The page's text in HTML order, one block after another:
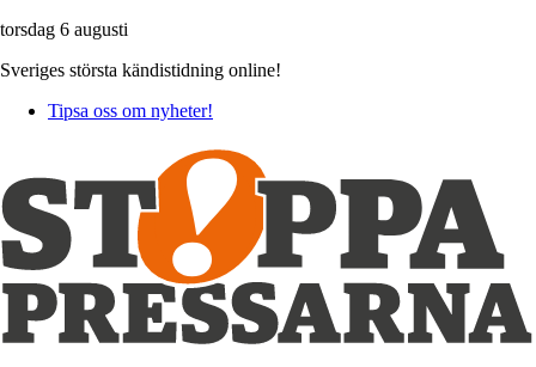
torsdag 6 augusti
Sveriges största kändistidning online!
Tipsa oss om nyheter!